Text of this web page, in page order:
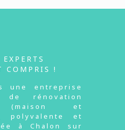
EXPERTS
COMPRIS !
une entreprise
rénovation
(maison et
polyvalente et
à Chalon sur